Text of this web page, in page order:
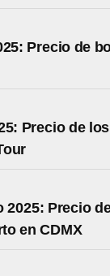
Precio de
Precio de
Precio
en CDMX